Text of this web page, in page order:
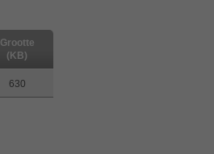
Grootte
(KB)
630